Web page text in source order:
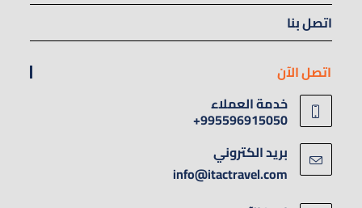
اتصل بنا
اتصل الآن
خدمة العملاء
995596915050+
بريد الكتروني
info@itactravel.com